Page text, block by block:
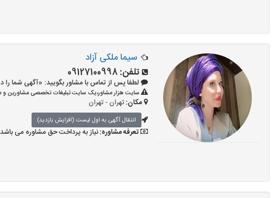
سیما ملکی آزاد
تلفن: 09127100998
لطفا پس از تماس با مشاور بگویید: «آگهی شما را در سایت
سایت هزار مشاور،یک سایت تبلیغات تخصصی مشاورین و
مکان:تهران - تهران
انتقال آگهی به اول لیست (افزایش بازدید)
تعرفه مشاوره:نیاز به پرداخت حق مشاوره می